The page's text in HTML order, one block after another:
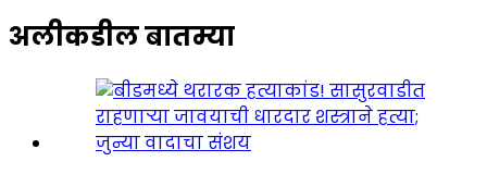
अलीकडील बातम्या